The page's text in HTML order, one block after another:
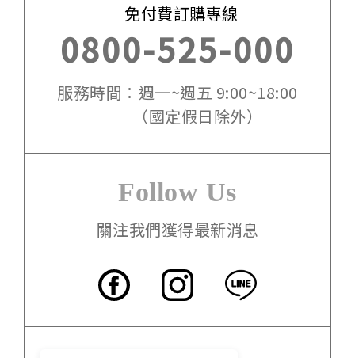
免付費訂購專線
0800-525-000
服務時間：週一~週五 9:00~18:00
（國定假日除外）
Follow Us
關注我們獲得最新消息